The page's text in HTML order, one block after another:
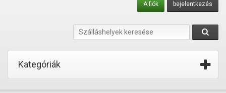
bejelentkezés
A fiók
Kategóriák